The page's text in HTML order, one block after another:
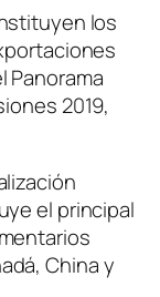
los
Panorama
2019,
el principal
China y